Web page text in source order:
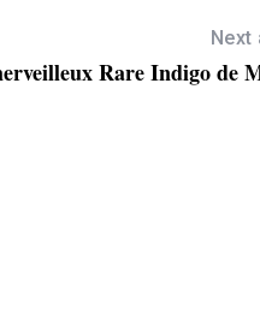
Next
Rare Indigo de